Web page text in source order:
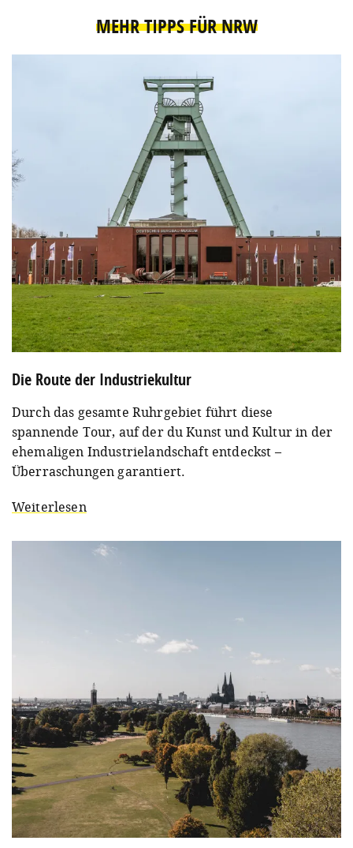
MEHR TIPPS FÜR NRW
Die Route der Industriekultur
Durch das gesamte Ruhrgebiet führt diese
spannende Tour, auf der du Kunst und Kultur in der
ehemaligen Industrielandschaft entdeckst –
Überraschungen garantiert.
Weiterlesen